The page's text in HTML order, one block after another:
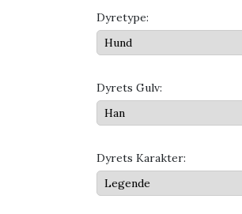
Dyretype:
Dyrets Gulv:
Dyrets Karakter: